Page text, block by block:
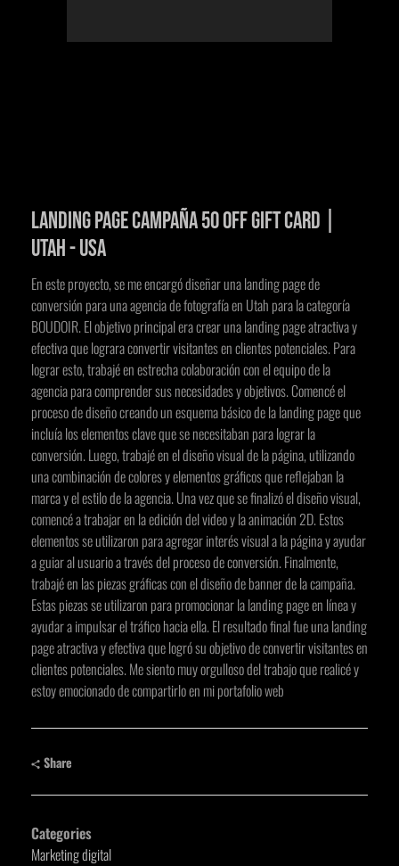
Landing page Campaña 50 Off Gift Card |
Utah - USA
En este proyecto, se me encargó diseñar una landing page de
conversión para una agencia de fotografía en Utah para la categoría
BOUDOIR. El objetivo principal era crear una landing page atractiva y
efectiva que lograra convertir visitantes en clientes potenciales. Para
lograr esto, trabajé en estrecha colaboración con el equipo de la
agencia para comprender sus necesidades y objetivos. Comencé el
proceso de diseño creando un esquema básico de la landing page que
incluía los elementos clave que se necesitaban para lograr la
conversión. Luego, trabajé en el diseño visual de la página, utilizando
una combinación de colores y elementos gráficos que reflejaban la
marca y el estilo de la agencia. Una vez que se finalizó el diseño visual,
comencé a trabajar en la edición del video y la animación 2D. Estos
elementos se utilizaron para agregar interés visual a la página y ayudar
a guiar al usuario a través del proceso de conversión. Finalmente,
trabajé en las piezas gráficas con el diseño de banner de la campaña.
Estas piezas se utilizaron para promocionar la landing page en línea y
ayudar a impulsar el tráfico hacia ella. El resultado final fue una landing
page atractiva y efectiva que logró su objetivo de convertir visitantes en
clientes potenciales. Me siento muy orgulloso del trabajo que realicé y
estoy emocionado de compartirlo en mi portafolio web
Share
Categories
Marketing digital